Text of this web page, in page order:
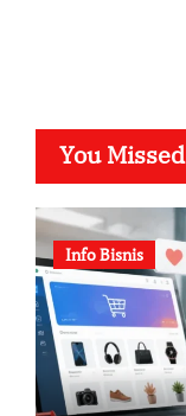
You Missed
Info Bisnis